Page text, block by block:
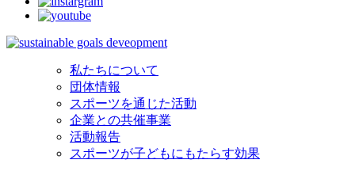
私たちについて
団体情報
スポーツを通じた活動
企業との共催事業
活動報告
スポーツが子どもにもたらす効果